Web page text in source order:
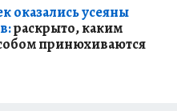
оказались усеяны
раскрыто, каким
принюхиваются